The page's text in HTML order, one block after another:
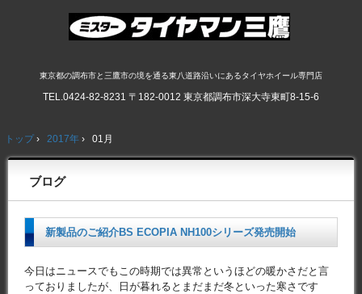
東京都の調布市と三鷹市の境を通る東八道路沿いにあるタイヤホイール専門店
TEL.0424-82-8231 〒182-0012 東京都調布市深大寺東町8-15-6
トップ › 2017年 › 01月
ブログ
新製品のご紹介BS ECOPIA NH100シリーズ発売開始
今日はニュースでもこの時期では異常というほどの暖かさだと言
っておりましたが、日が暮れるとまだまだ冬といった寒さです